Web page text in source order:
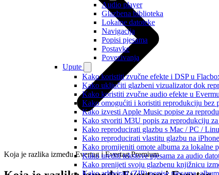
Audio player
Glazbena biblioteka
Lokalne datoteke
Navigacija
Popisi pjesama
Postavke
Povezivanja
Upute
Kako koristiti zvučne efekte i DSP u
Kako uključiti glazbeni vizualizator dok
Kako koristiti zvučne audio efekte u
Kako omogućiti i koristiti reprodukciju bez
Kako izvesti Apple Music popise za
Kako stvoriti M3U popis za reprodukciju
Kako reproducirati glazbu s Mac / PC /
Kako reproducirati vlastitu glazbu na
Kako promijeniti omote albuma za lokalne
Kako urediti tekstove pjesama za audio
Kako prenijeti svoju glazbenu knjižnicu
Kako arhivirati (ZIP) popise pjesama,
Koja je razlika između Evertag i Evertag Premium